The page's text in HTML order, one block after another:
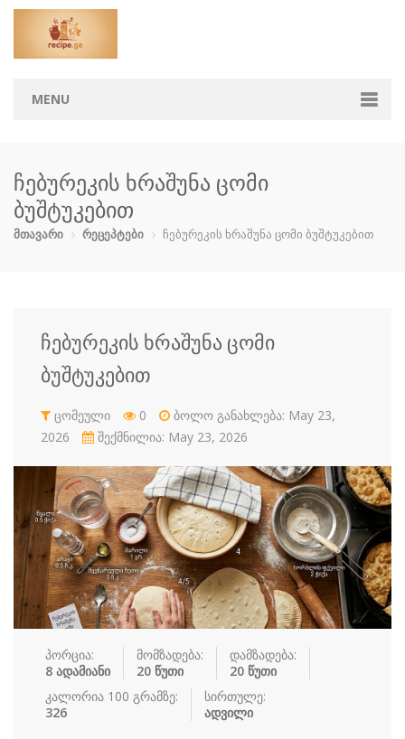
MENU
კატეგორიები
აჯიკა ბავშვებისთ… ბოსტნეული … გარნირი
ნამცხვრები ნაყინი
რძის პროდუ… სალათი სასმელები
ფასტ ფუდი ფუნთუშები ქათამი ქართული
ყავა ჩაი ცომეული ხორცი
ჯანსაღი კვ…
რეცეპტები
რჩევები
დაგვიკავშირდით
ჩებურეკის ხრაშუნა ცომი
ბუშტუკებით
მთავარი რეცეპტები ჩებურეკის ხრაშუნა ცომი ბუშტუკებით
ჩებურეკის ხრაშუნა ცომი
ბუშტუკებით
ცომეული 0
ბოლო განახლება: May 23,
2026
შექმნილია: May 23, 2026
პორცია:
8 ადამიანი
მომზადება:
20 წუთი
დამზადება:
20 წუთი
კალორია 100 გრამზე:
326
სირთულე:
ადვილი